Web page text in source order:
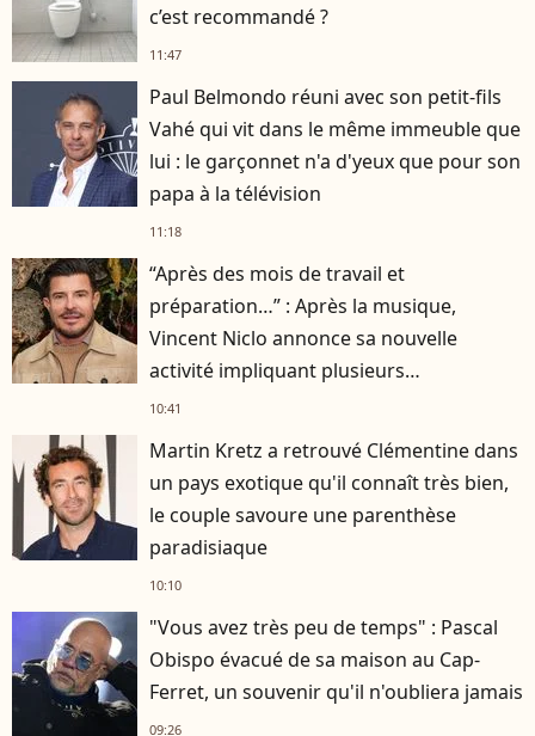
c’est recommandé ?
11:47
Paul Belmondo réuni avec son petit-fils
Vahé qui vit dans le même immeuble que
lui : le garçonnet n'a d'yeux que pour son
papa à la télévision
11:18
“Après des mois de travail et
préparation…” : Après la musique,
Vincent Niclo annonce sa nouvelle
activité impliquant plusieurs
personnalités
10:41
Martin Kretz a retrouvé Clémentine dans
un pays exotique qu'il connaît très bien,
le couple savoure une parenthèse
paradisiaque
10:10
"Vous avez très peu de temps" : Pascal
Obispo évacué de sa maison au Cap-
Ferret, un souvenir qu'il n'oubliera jamais
09:26